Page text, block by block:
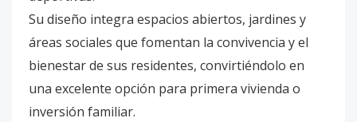
Su diseño integra espacios abiertos, jardines y
áreas sociales que fomentan la convivencia y el
bienestar de sus residentes, convirtiéndolo en
una excelente opción para primera vivienda o
inversión familiar.